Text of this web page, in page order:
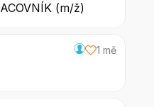
(m/ž)
1 mě